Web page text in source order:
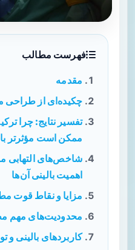
فهرست مطالب
مقدمه
چکیده‌ای از طراحی
ممکن است مؤثرتر
شاخص‌های التهابی
اهمیت بالینی آن‌ها
مزایا و نقاط قوت
محدودیت‌های مهم
کاربردهای بالینی و